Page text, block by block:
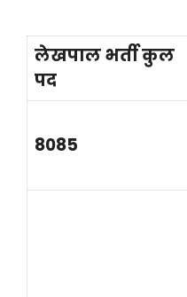
लेखपाल भर्ती कुल
पद
8085